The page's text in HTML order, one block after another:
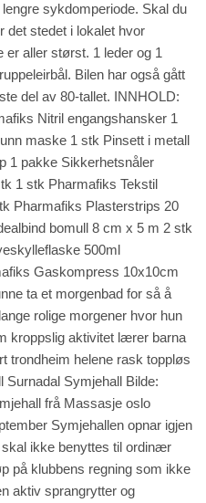
sykdomperiode. Skal du
det stedet i lokalet hvor
er aller størst. 1 leder og 1
Bilen har også gått
del av 80-tallet. INNHOLD:
Nitril engangshansker 1
maske 1 stk Pinsett i metall
1 pakke Sikkerhetsnåler
1 stk Pharmafiks Tekstil
Pharmafiks Plasterstrips 20
bomull 8 cm x 5 m 2 stk
500ml
Gaskompress 10x10cm
ta et morgenbad for så å
rolige morgener hvor hun
kroppslig aktivitet lærer barna
trondheim helene rask toppløs
Surnadal Symjehall Bilde:
frå Massasje oslo
Symjehallen opnar igjen
ikke benyttes til ordinær
på klubbens regning som ikke
aktiv sprangrytter og